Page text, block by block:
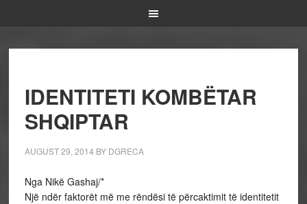
IDENTITETI KOMBËTAR
SHQIPTAR
AUGUST 29, 2014 BY DGRECA
Nga Nikë Gashaj/*
Një ndër faktorët më me rëndësi të përcaktimit të identitetit